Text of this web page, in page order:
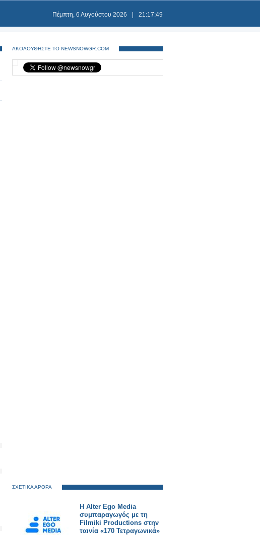
Πέμπτη, 6 Αυγούστου 2026 21:17:49
ΑΚΟΛΟΥΘΗΣΤΕ ΤΟ NEWSNOWGR.COM
ΣΧΕΤΙΚΑ ΑΡΘΡΑ
Η Alter Ego Media
συμπαραγωγός με τη
Filmiki Productions στην
ταινία «170 Τετραγωνικά»